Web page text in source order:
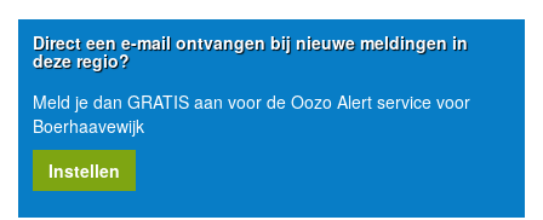
Direct een e-mail ontvangen bij nieuwe meldingen in
deze regio?
Meld je dan GRATIS aan voor de Oozo Alert service voor
Boerhaavewijk
Instellen